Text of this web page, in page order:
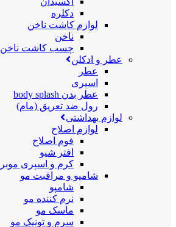
دکلره
لوازم کاشت ناخن
ناخن
چسب کاشت ناخن
عطر و ادکلن
عطر
اسپری
عطر بدن body splash
رول ضد تعریق (مام)
لوازم بهداشتی
لوازم اصلاح
فوم اصلاح
افتر شیو
کرم و اسپری موبر
شامپو و مراقبت مو
شامپو
نرم کننده مو
ماسک مو
سرم و تونیک مو